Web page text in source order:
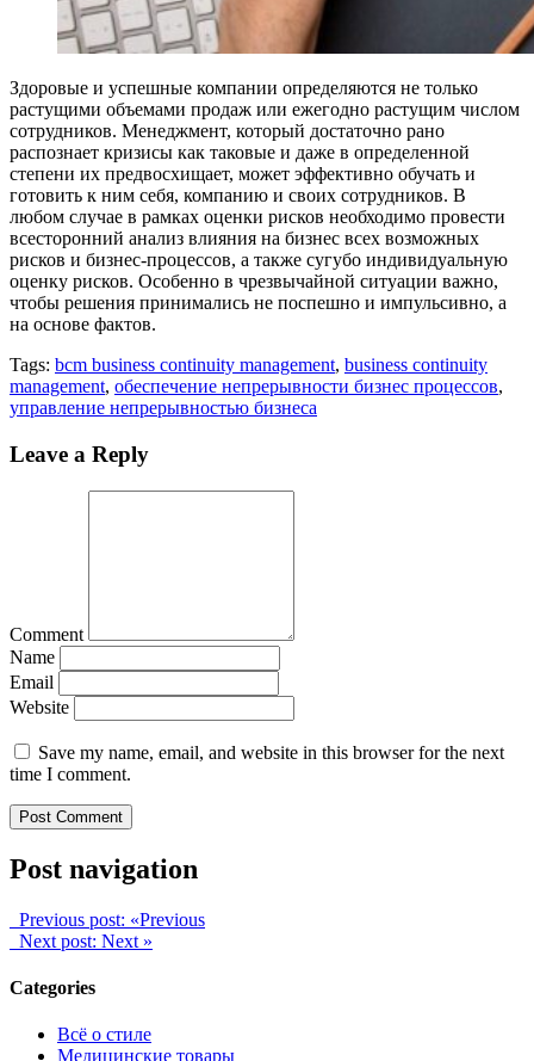
Здоровые и успешные компании определяются не только
растущими объемами продаж или ежегодно растущим числом
сотрудников. Менеджмент, который достаточно рано
распознает кризисы как таковые и даже в определенной
степени их предвосхищает, может эффективно обучать и
готовить к ним себя, компанию и своих сотрудников. В
любом случае в рамках оценки рисков необходимо провести
всесторонний анализ влияния на бизнес всех возможных
рисков и бизнес-процессов, а также сугубо индивидуальную
оценку рисков. Особенно в чрезвычайной ситуации важно,
чтобы решения принимались не поспешно и импульсивно, а
на основе фактов.
Tags: bcm business continuity management, business continuity
management, обеспечение непрерывности бизнес процессов,
управление непрерывностью бизнеса
Leave a Reply
Comment
Name
Email
Website
Save my name, email, and website in this browser for the next
time I comment.
Post navigation
Previous post: «Previous
Next post: Next »
Categories
Всё о стиле
Медицинские товары